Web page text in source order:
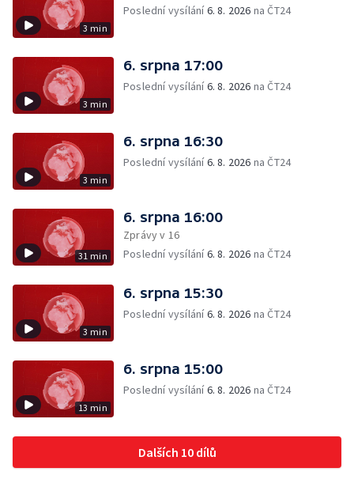
3 min
Poslední vysílání6. 8. 2026 na ČT24
3 min
6. srpna 17:00
Poslední vysílání6. 8. 2026 na ČT24
3 min
6. srpna 16:30
Poslední vysílání6. 8. 2026 na ČT24
31 min
6. srpna 16:00
Zprávy v 16
Poslední vysílání6. 8. 2026 na ČT24
3 min
6. srpna 15:30
Poslední vysílání6. 8. 2026 na ČT24
13 min
6. srpna 15:00
Poslední vysílání6. 8. 2026 na ČT24
Dalších 10 dílů